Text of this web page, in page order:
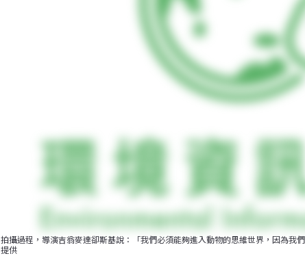
拍攝過程，導演吉翁麥達卻斯基說：「我們必須能夠進入動物的思維世界，因為我
提供